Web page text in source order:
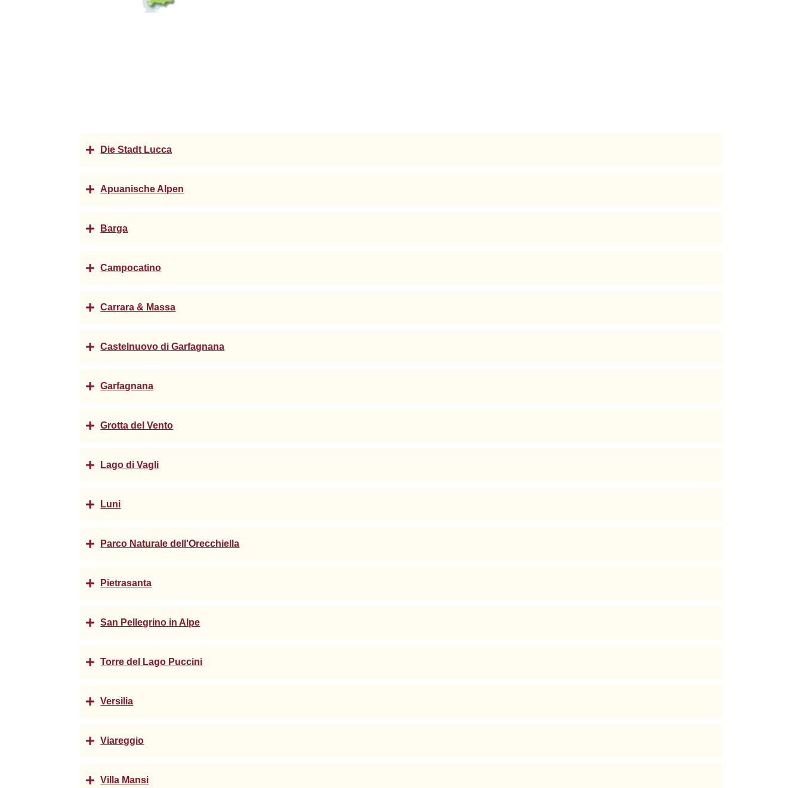
Die Stadt Lucca
Apuanische Alpen
Barga
Campocatino
Carrara & Massa
Castelnuovo di Garfagnana
Garfagnana
Grotta del Vento
Lago di Vagli
Luni
Parco Naturale dell'Orecchiella
Pietrasanta
San Pellegrino in Alpe
Torre del Lago Puccini
Versilia
Viareggio
Villa Mansi